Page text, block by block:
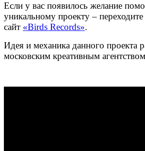
Если у вас появилось желание
уникальному проекту –
сайт «Birds Records».
Идея и механика данного проекта
московским креативным